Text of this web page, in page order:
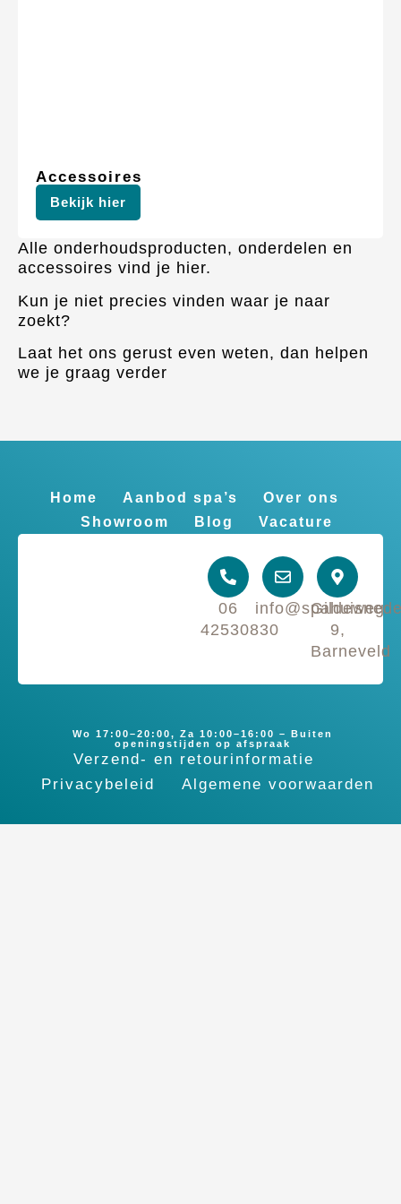
Accessoires
Bekijk hier
Alle onderhoudsproducten, onderdelen en
accessoires vind je hier.
Kun je niet precies vinden waar je naar
zoekt?
Laat het ons gerust even weten, dan helpen
we je graag verder
Home Aanbod spa’s
Over ons
Showroom
Blog Vacature
06
42530830
Gildeweg
9,
Barneveld
Wo 17:00–20:00, Za 10:00–16:00 – Buiten
openingstijden op afspraak
Verzend- en retourinformatie
Privacybeleid
Algemene voorwaarden